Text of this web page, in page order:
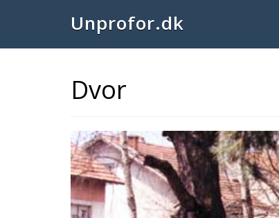
Unprofor.dk
Dvor
Previous